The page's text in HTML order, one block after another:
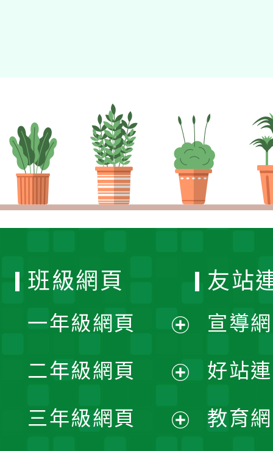
班級網頁
一年級網頁
開
選
二年級網頁
開
三年級網頁
友站
宣導
好站
教育